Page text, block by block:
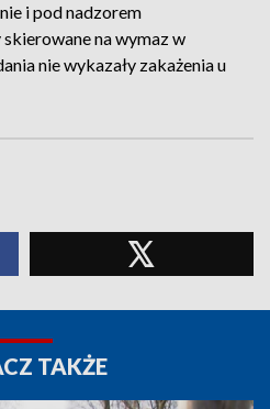
i pod nadzorem
na wymaz w
nie wykazały zakażenia u
TAKŻE